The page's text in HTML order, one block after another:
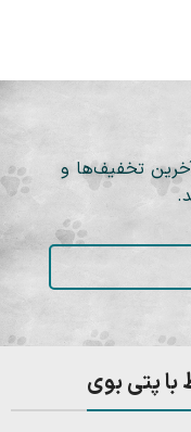
تخفیف‌ها و
با پتی بوی